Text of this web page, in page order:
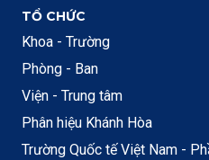
TỔ CHỨC
Khoa - Trường
Phòng - Ban
Viện - Trung tâm
Phân hiệu Khánh Hòa
Trường Quốc tế Việt Nam -